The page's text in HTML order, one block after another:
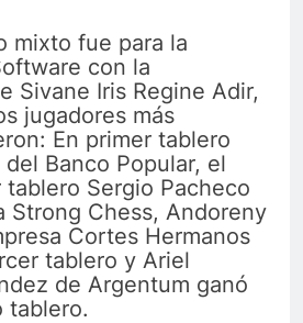
mixto fue para la
con la
Sivane Iris Regine Adir,
jugadores más
En primer tablero
Banco Popular, el
Sergio Pacheco
Strong Chess, Andoreny
Cortes Hermanos
tablero y Ariel
de Argentum ganó
tablero.